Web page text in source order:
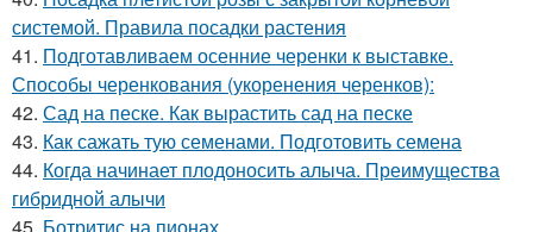
системой. Правила посадки растения
41. Подготавливаем осенние черенки к выставке.
Способы черенкования (укоренения черенков):
42. Сад на песке. Как вырастить сад на песке
43. Как сажать тую семенами. Подготовить семена
44. Когда начинает плодоносить алыча. Преимущества
гибридной алычи
45. Ботритис на пионах.